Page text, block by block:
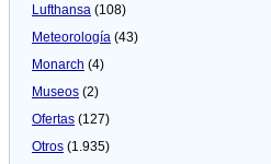
Lufthansa (108)
Meteorologí­a (43)
Monarch (4)
Museos (2)
Ofertas (127)
Otros (1.935)